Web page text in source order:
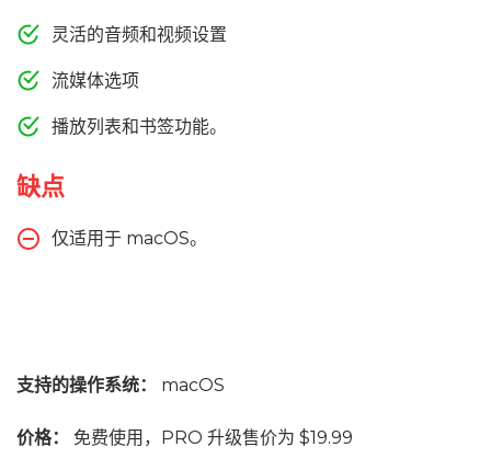
灵活的音频和视频设置
流媒体选项
播放列表和书签功能。
缺点
仅适用于 macOS。
支持的操作系统： macOS
价格： 免费使用，PRO 升级售价为 $19.99